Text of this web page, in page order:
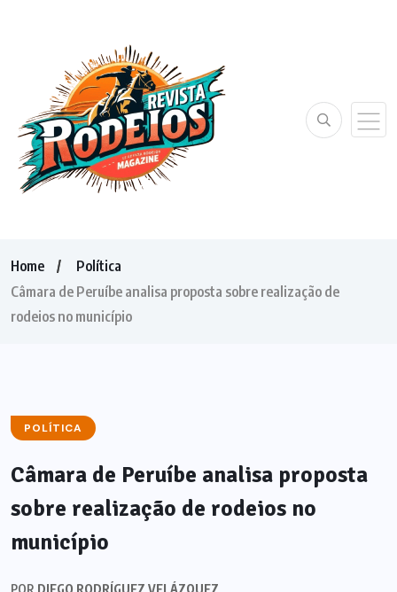
Home
Política
Câmara de Peruíbe analisa proposta sobre realização de
rodeios no município
POLÍTICA
Câmara de Peruíbe analisa proposta
sobre realização de rodeios no
município
POR DIEGO RODRÍGUEZ VELÁZQUEZ